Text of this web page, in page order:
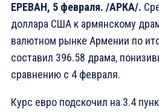
ЕРЕВАН, 5 февраля. /АРКА/.
доллара США к армянскому
валютном рынке Армении по
составил 396.58 драма,
сравнению с 4 февраля.
Курс евро подскочил на 3.4